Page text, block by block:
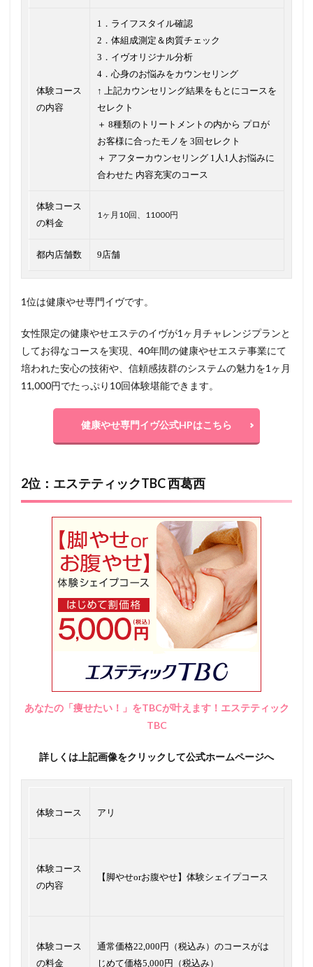
体験コース
の内容
1．ライフスタイル確認
2．体組成測定＆肉質チェック
3．イヴオリジナル分析
4．心身のお悩みをカウンセリング
↑ 上記カウンセリング結果をもとにコースを
セレクト
＋ 8種類のトリートメントの内から プロが
お客様に合ったモノを 3回セレクト
＋ アフターカウンセリング 1人1人お悩みに
合わせた 内容充実のコース
体験コース
の料金
1ヶ月10回、11000円
都内店舗数 9店舗
1位は健康やせ専門イヴです。
女性限定の健康やせエステのイヴが1ヶ月チャレンジプランと
してお得なコースを実現、40年間の健康やせエステ事業にて
培われた安心の技術や、信頼感抜群のシステムの魅力を1ヶ月
11,000円でたっぷり10回体験堪能できます。
健康やせ専門イヴ公式HPはこちら
2位：エステティックTBC 西葛西
あなたの「痩せたい！」をTBCが叶えます！エステティック
TBC
詳しくは上記画像をクリックして公式ホームページへ
体験コース アリ
体験コース
の内容
【脚やせorお腹やせ】体験シェイプコース
体験コース
の料金
通常価格22,000円（税込み）のコースがは
じめて価格5,000円（税込み）